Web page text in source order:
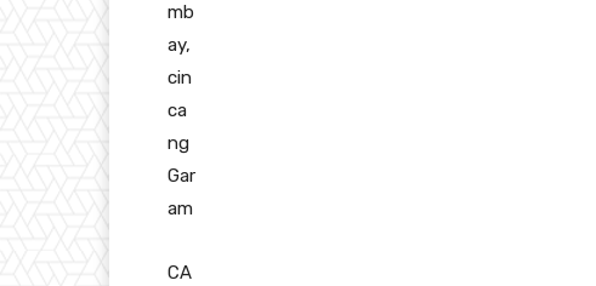
mb
ay,
cin
ca
ng
Gar
am
CA